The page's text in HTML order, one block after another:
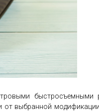
выбранной